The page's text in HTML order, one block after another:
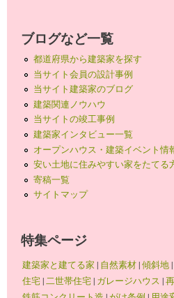
ブログなど一覧
都道府県から建築家を探す
当サイト会員の設計事例
当サイト建築家のブログ
建築関連ノウハウ
当サイトの竣工事例
建築家インタビュー一覧
オープンハウス・建築イベント情
安い土地に住みやすい家をたてる
寄稿一覧
サイトマップ
特集ページ
建築家と建てる家 | 自然素材|傾斜地|
住宅|二世帯住宅| ガレージハウス |